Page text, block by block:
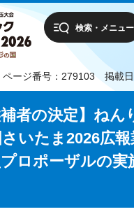
検索・メニュー
ページ番号：279103 掲載
補者の決定】ねん
いたま2026広
ロポーザルの実